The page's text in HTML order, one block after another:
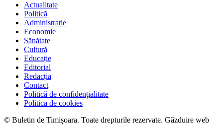
Actualitate
Politică
Administrație
Economie
Sănătate
Cultură
Educație
Editorial
Redacția
Contact
Politică de confidențialitate
Politica de cookies
© Buletin de Timișoara. Toate drepturile rezervate. Găzduire web